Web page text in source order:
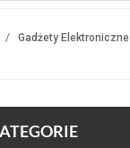
Gadżety Elektroniczne